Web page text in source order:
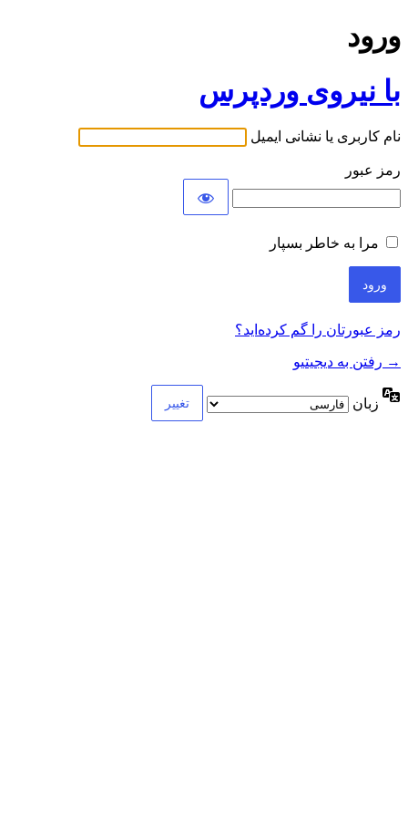
ورود
با نیروی وردپرس
نام کاربری یا نشانی ایمیل
رمز عبور
مرا به خاطر بسپار
رمز عبورتان را گم کرده‌اید؟
→ رفتن به دیجیتیو
زبان